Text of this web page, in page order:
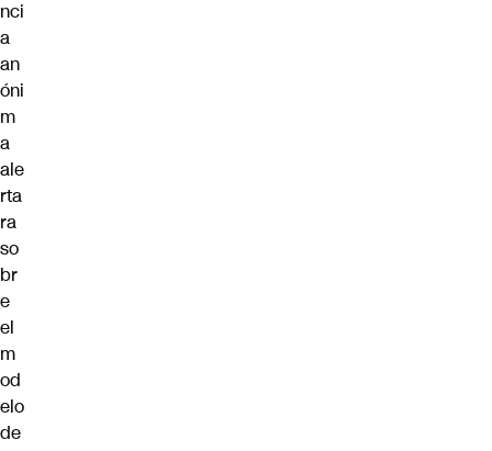
nci
a
an
óni
m
a
ale
rta
ra
so
br
e
el
m
od
elo
de